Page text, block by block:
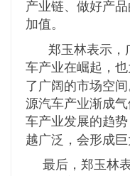
产业链、做好产
加值。
郑玉林表示，
车产业在崛起，
了广阔的市场空间
源汽车产业渐成
车产业发展的趋
越广泛，会形成巨
最后，郑玉林表